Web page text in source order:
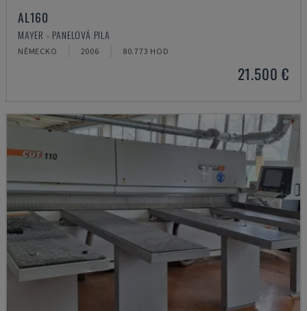
AL160
MAYER - PANELOVÁ PILA
NĚMECKO 2006 80.773 HOD
21.500 €